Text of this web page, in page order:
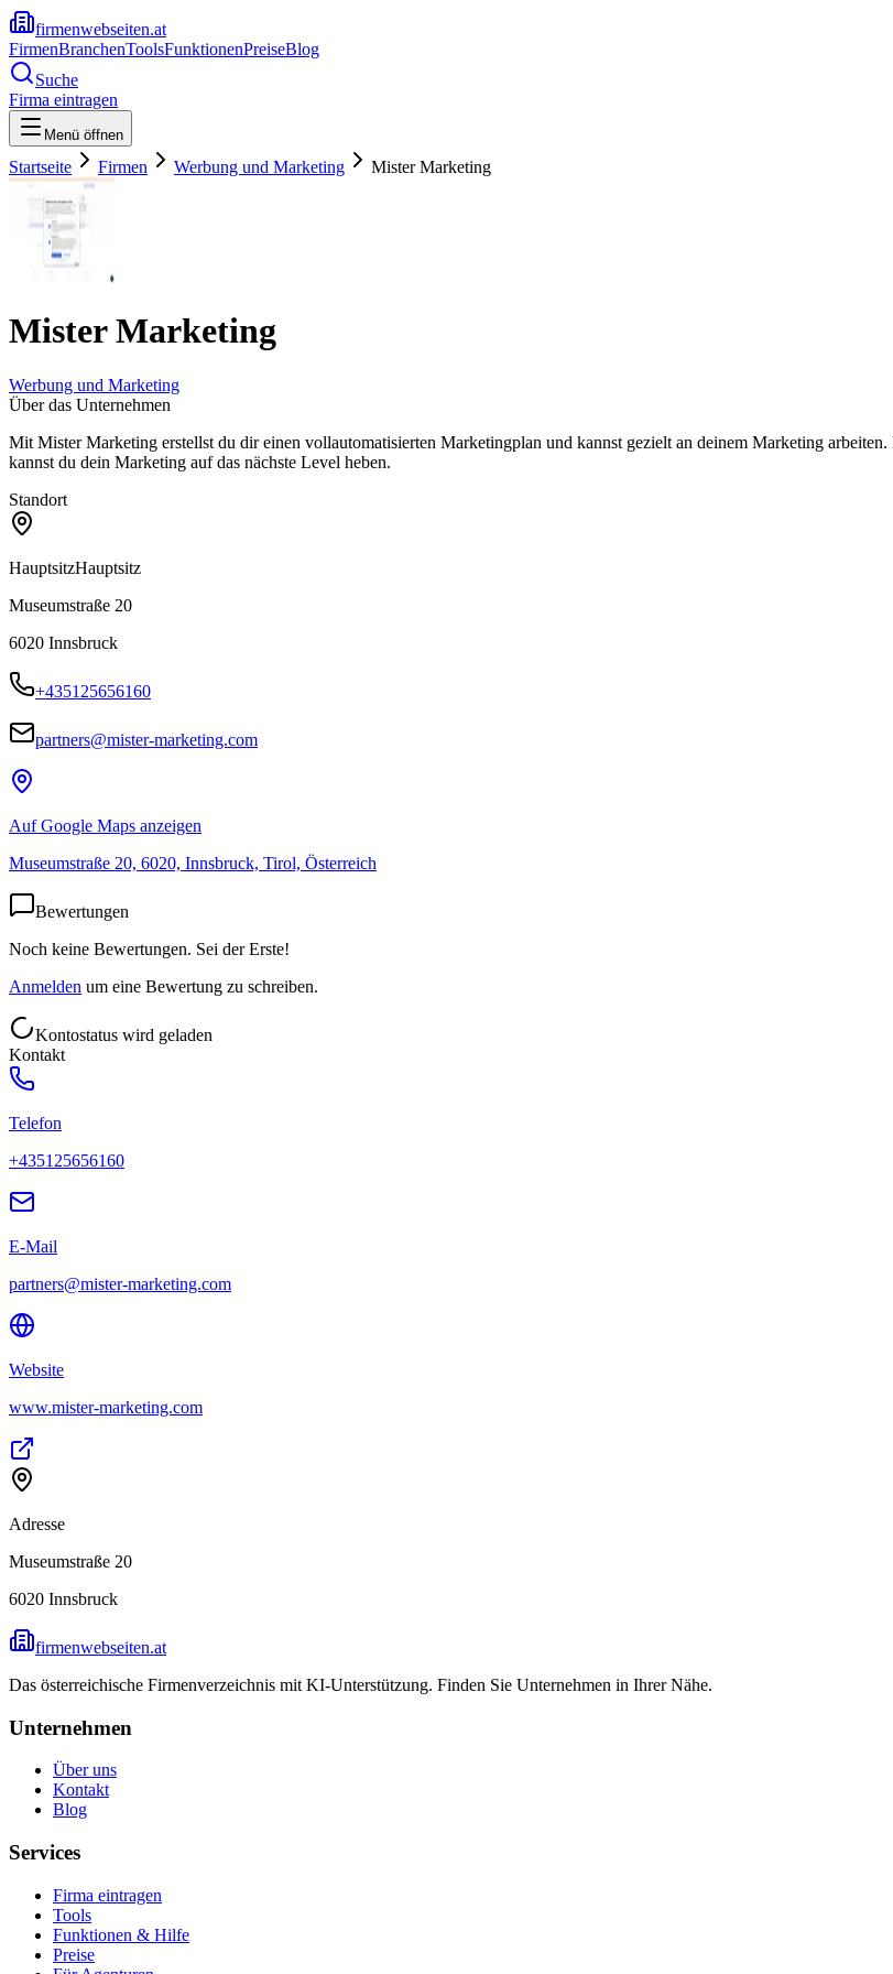
firmenwebseiten.at
FirmenBranchenToolsFunktionenPreiseBlog
Suche
Firma eintragen
Menü öffnen
Startseite Firmen Werbung und Marketing Mister Marketing
Mister Marketing
Werbung und Marketing
Über das Unternehmen
Mit Mister Marketing erstellst du dir einen vollautomatisierten Marketingplan und kannst gezielt an deinem Marketing
kannst du dein Marketing auf das nächste Level heben.
Standort
HauptsitzHauptsitz
Museumstraße 20
6020 Innsbruck
+435125656160
partners@mister-marketing.com
Auf Google Maps anzeigen
Museumstraße 20, 6020, Innsbruck, Tirol, Österreich
Bewertungen
Noch keine Bewertungen. Sei der Erste!
Anmelden um eine Bewertung zu schreiben.
Kontostatus wird geladen
Kontakt
Telefon
+435125656160
E-Mail
partners@mister-marketing.com
Website
www.mister-marketing.com
Adresse
Museumstraße 20
6020 Innsbruck
firmenwebseiten.at
Das österreichische Firmenverzeichnis mit KI-Unterstützung. Finden Sie Unternehmen in Ihrer Nähe.
Unternehmen
Über uns
Kontakt
Blog
Services
Firma eintragen
Tools
Funktionen & Hilfe
Preise